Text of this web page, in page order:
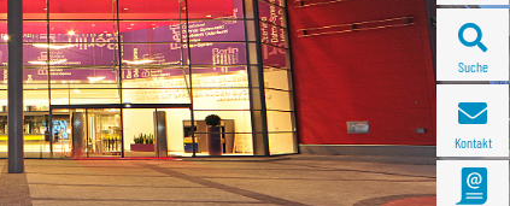
Suche
Kontakt